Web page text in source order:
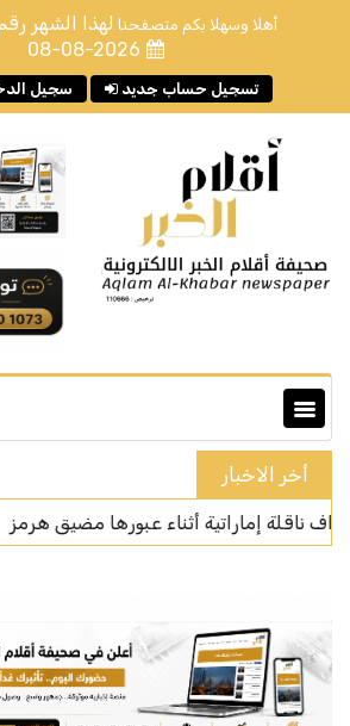
أهلا وسهلا بكم متصفحنا لهذا الشهر
08-08-2026
سجيل تسجيل حساب جديد
أخر الاخبار
أثناء عبورها مضيق هرمز